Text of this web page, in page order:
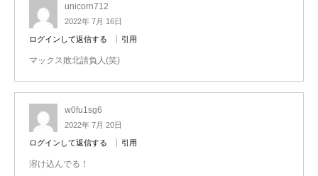
unicorn712
2022年 7月 16日
ログインして返信する 引用
マックス敗北請負人(笑)
w0fu1sg6
2022年 7月 20日
ログインして返信する 引用
溶け込んでる！